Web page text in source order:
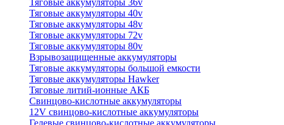
Тяговые аккумуляторы 36v
Тяговые аккумуляторы 40v
Тяговые аккумуляторы 48v
Тяговые аккумуляторы 72v
Тяговые аккумуляторы 80v
Взрывозащищенные аккумуляторы
Тяговые аккумуляторы большой емкости
Тяговые аккумуляторы Hawker
Тяговые литий-ионные АКБ
Свинцово-кислотные аккумуляторы
12V свинцово-кислотные аккумуляторы
Гелевые свинцово-кислотные аккумуляторы